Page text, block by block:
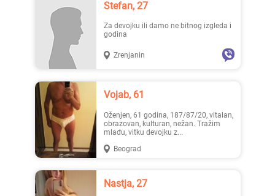
Lisa ..., 28
Teodo..., 43
Stefan, 27
Za devojku ili damo ne bitnog izgleda i
godina
Zrenjanin
Vojab, 61
Oženjen, 61 godina, 187/87/20, vitalan,
obrazovan, kulturan, nežan. Tražim
mlađu, vitku devojku z...
Beograd
Nastja, 27